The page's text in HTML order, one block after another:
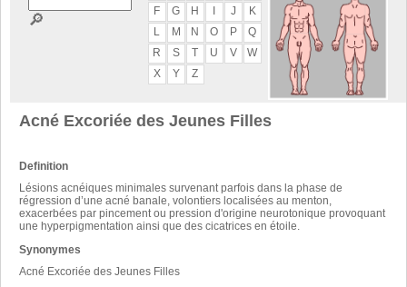
🔎
F
G H J
K
L
M N O P
Q
R
S T U V
W
X
Y Z
Acné Excoriée des Jeunes Filles
Definition
Lésions acnéiques minimales survenant parfois dans la phase de
régression d’une acné banale, volontiers localisées au menton,
exacerbées par pincement ou pression d'origine neurotonique provoquant
une hyperpigmentation ainsi que des cicatrices en étoile.
Synonymes
Acné Excoriée des Jeunes Filles